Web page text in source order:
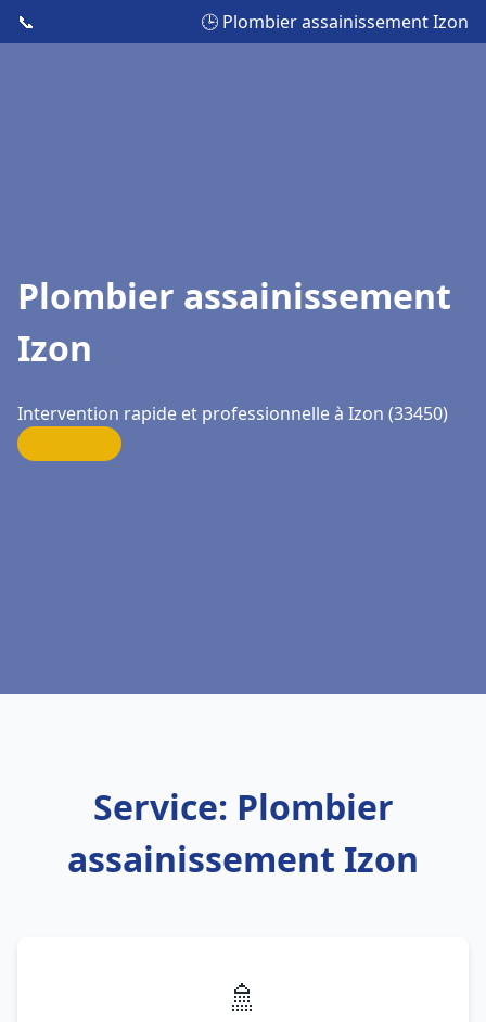
📞 🕒 Plombier assainissement Izon
Plombier assainissement
Izon
Intervention rapide et professionnelle à Izon (33450)
Service: Plombier
assainissement Izon
🚿